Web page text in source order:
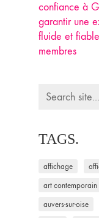
confiance à
garantir une
fluide et
membres
Search
TAGS.
affichage
art contemporain
auvers-sur-oise